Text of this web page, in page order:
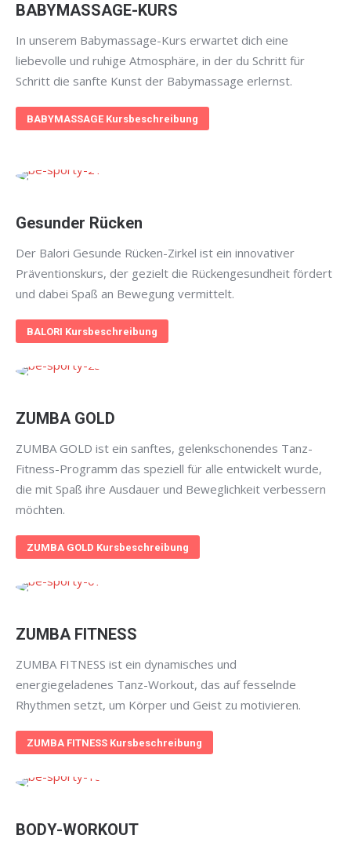
BABYMASSAGE-KURS
In unserem Babymassage-Kurs erwartet dich eine
liebevolle und ruhige Atmosphäre, in der du Schritt für
Schritt die sanfte Kunst der Babymassage erlernst.
BABYMASSAGE Kursbeschreibung
Gesunder Rücken
Der Balori Gesunde Rücken-Zirkel ist ein innovativer
Präventionskurs, der gezielt die Rückengesundheit fördert
und dabei Spaß an Bewegung vermittelt.
BALORI Kursbeschreibung
ZUMBA GOLD
ZUMBA GOLD ist ein sanftes, gelenkschonendes Tanz-
Fitness-Programm das speziell für alle entwickelt wurde,
die mit Spaß ihre Ausdauer und Beweglichkeit verbessern
möchten.
ZUMBA GOLD Kursbeschreibung
ZUMBA FITNESS
ZUMBA FITNESS ist ein dynamisches und
energiegeladenes Tanz-Workout, das auf fesselnde
Rhythmen setzt, um Körper und Geist zu motivieren.
ZUMBA FITNESS Kursbeschreibung
BODY-WORKOUT